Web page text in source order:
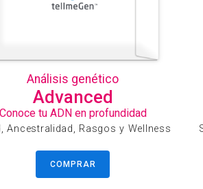
Análisis genético
Advanced
Conoce tu ADN en profundidad
Ancestralidad, Rasgos y Wellness
COMPRAR